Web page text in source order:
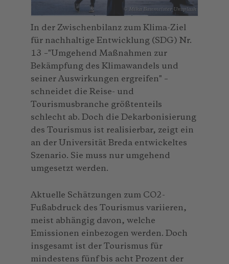
© Mika Baumeister_Unsplash
In der Zwischenbilanz zum Klima-Ziel
für nachhaltige Entwicklung (SDG) Nr.
13 –"Umgehend Maßnahmen zur
Bekämpfung des Klimawandels und
seiner Auswirkungen ergreifen" –
schneidet die Reise- und
Tourismusbranche größtenteils
schlecht ab. Doch die Dekarbonisierung
des Tourismus ist realisierbar, zeigt ein
an der Universität Breda entwickeltes
Szenario. Sie muss nur umgehend
umgesetzt werden.
Aktuelle Schätzungen zum CO2-
Fußabdruck des Tourismus variieren,
meist abhängig davon, welche
Emissionen einbezogen werden. Doch
insgesamt ist der Tourismus für
mindestens fünf bis acht Prozent der